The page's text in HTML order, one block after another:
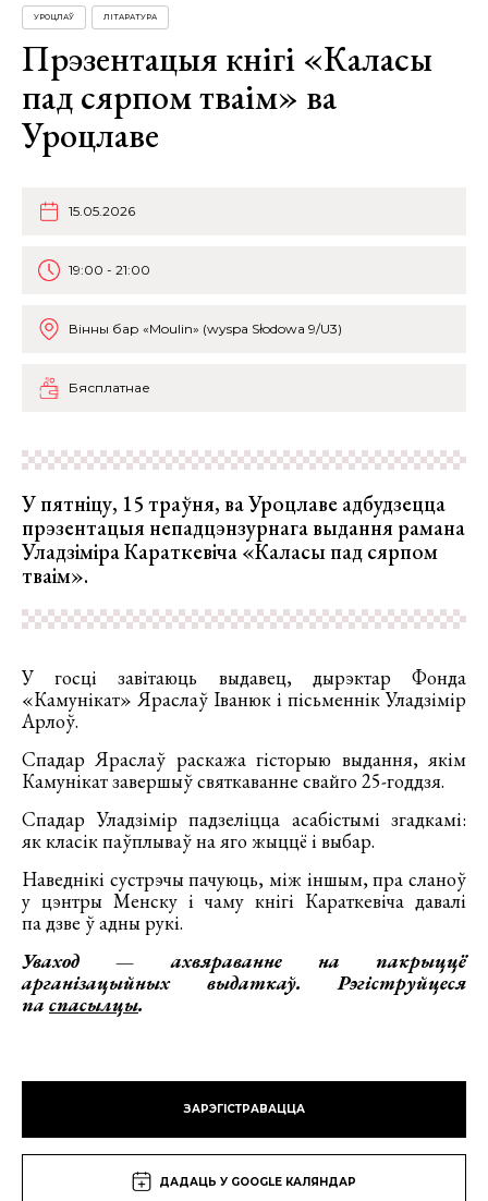
УРОЦЛАЎ ЛІТАРАТУРА
Прэзентацыя кнігі «Каласы
пад сярпом тваім» ва
Уроцлаве
15.05.2026
19:00 - 21:00
Вінны бар «Moulin» (wyspa Słodowa 9/U3)
Бясплатнае
У пятніцу, 15 траўня, ва Уроцлаве адбудзецца
прэзентацыя непадцэнзурнага выдання рамана
Уладзіміра Караткевіча «Каласы пад сярпом
тваім».
У госці завітаюць выдавец, дырэктар Фонда
«Камунікат» Яраслаў Іванюк і пісьменнік Уладзімір
Арлоў.
Спадар Яраслаў раскажа гісторыю выдання, якім
Камунікат завершыў святкаванне свайго 25-годдзя.
Спадар Уладзімір падзеліцца асабістымі згадкамі:
як класік паўплываў на яго жыццё і выбар.
Наведнікі сустрэчы пачуюць, між іншым, пра сланоў
у цэнтры Менску і чаму кнігі Караткевіча давалі
па дзве ў адны рукі.
Уваход — ахвяраванне на пакрыццё
арганізацыйных выдаткаў. Рэгіструйцеся
па спасылцы.
ЗАРЭГІСТРАВАЦЦА
ДАДАЦЬ У GOOGLE КАЛЯНДАР